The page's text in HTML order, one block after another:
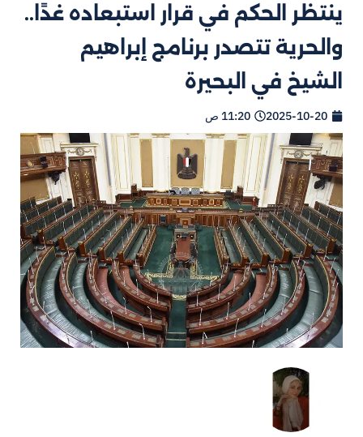
ينتظر الحكم في قرار استبعاده غدًا..
والحرية تتصدر برنامج إبراهيم
الشيخ في البحيرة
2025-10-20 11:20 ص